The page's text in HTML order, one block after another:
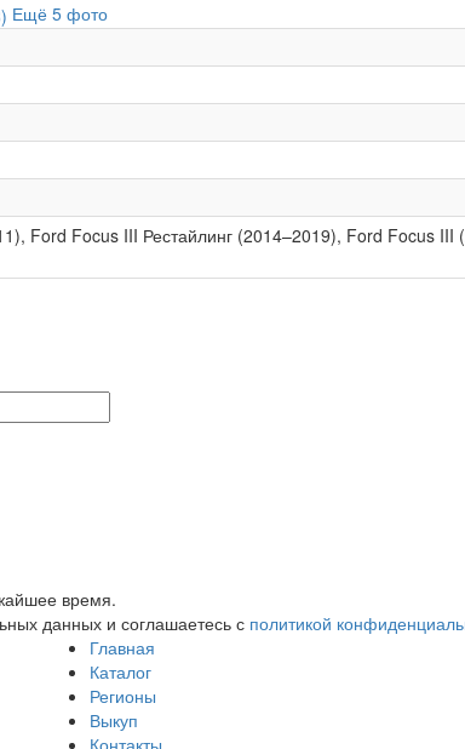
Ещё 5 фото
Ford Focus III Рестайлинг (2014–2019), Ford Focus
время.
данных и соглашаетесь с политикой
Главная
Каталог
Регионы
Выкуп